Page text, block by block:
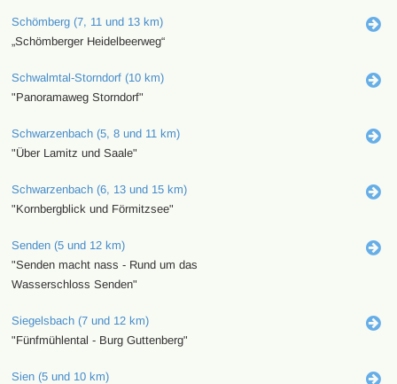
Schömberg (7, 11 und 13 km)
„Schömberger Heidelbeerweg“
Schwalmtal-Storndorf (10 km)
"Panoramaweg Storndorf"
Schwarzenbach (5, 8 und 11 km)
"Über Lamitz und Saale"
Schwarzenbach (6, 13 und 15 km)
"Kornbergblick und Förmitzsee"
Senden (5 und 12 km)
"Senden macht nass - Rund um das
Wasserschloss Senden"
Siegelsbach (7 und 12 km)
"Fünfmühlental - Burg Guttenberg"
Sien (5 und 10 km)